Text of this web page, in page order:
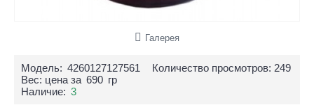
Галерея
Количество просмотров: 249
Модель: 4260127127561
Вес: цена за 690 гр
Наличие: 3